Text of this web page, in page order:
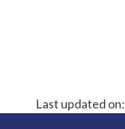
Last updated on: